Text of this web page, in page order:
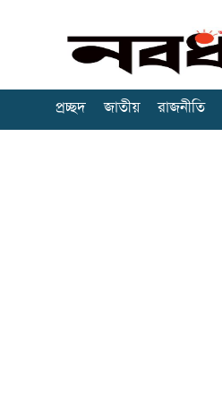
প্রচ্ছদ জাতীয় রাজনীতি